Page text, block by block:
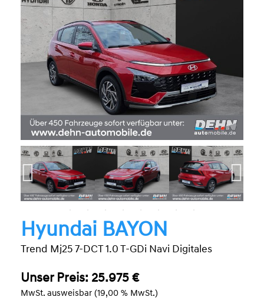
Hyundai BAYON
Trend Mj25 7-DCT 1.0 T-GDi Navi Digitales
Unser Preis: 25.975 €
MwSt. ausweisbar (19,00 % MwSt.)